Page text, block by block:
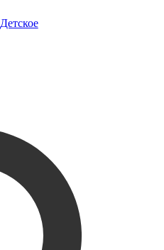
Детское